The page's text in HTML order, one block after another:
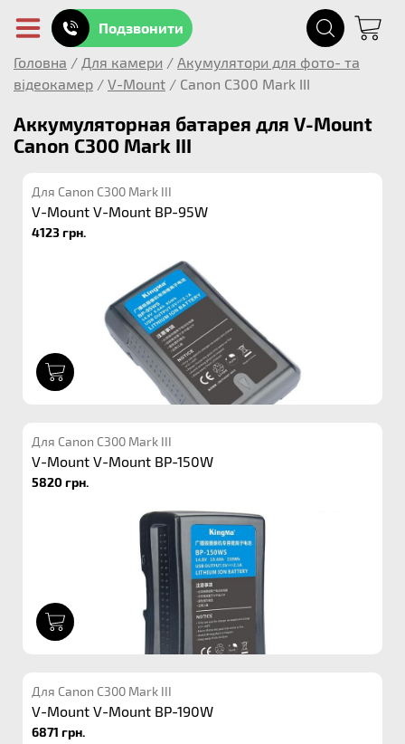
Подзвонити
Головна / Для камери / Акумулятори для фото- та
відеокамер / V-Mount / Canon C300 Mark III
Аккумуляторная батарея для V-Mount
Canon C300 Mark III
Для Canon C300 Mark III
V-Mount V-Mount BP-95W
4123 грн.
Для Canon C300 Mark III
V-Mount V-Mount BP-150W
5820 грн.
Для Canon C300 Mark III
V-Mount V-Mount BP-190W
6871 грн.